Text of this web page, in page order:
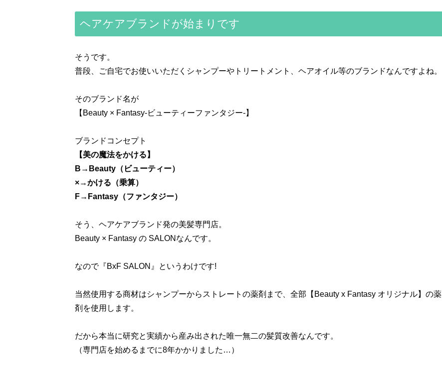
ヘアケアブランドが始まりです
そうです。
普段、ご自宅でお使いいただくシャンプーやトリートメント、ヘアオイル等のブランドなんですよね。
そのブランド名が
【Beauty × Fantasy-ビューティーファンタジー-】
ブランドコンセプト
【美の魔法をかける】
B→Beauty（ビューティー）
×→かける（乗算）
F→Fantasy（ファンタジー）
そう、ヘアケアブランド発の美髪専門店。
Beauty × Fantasy の SALONなんです。
なので『BxF SALON』というわけです!
当然使用する商材はシャンプーからストレートの薬剤まで、全部【Beauty x Fantasy オリジナル】の薬
剤を使用します。
だから本当に研究と実績から産み出された唯一無二の髪質改善なんです。
（専門店を始めるまでに8年かかりました…）